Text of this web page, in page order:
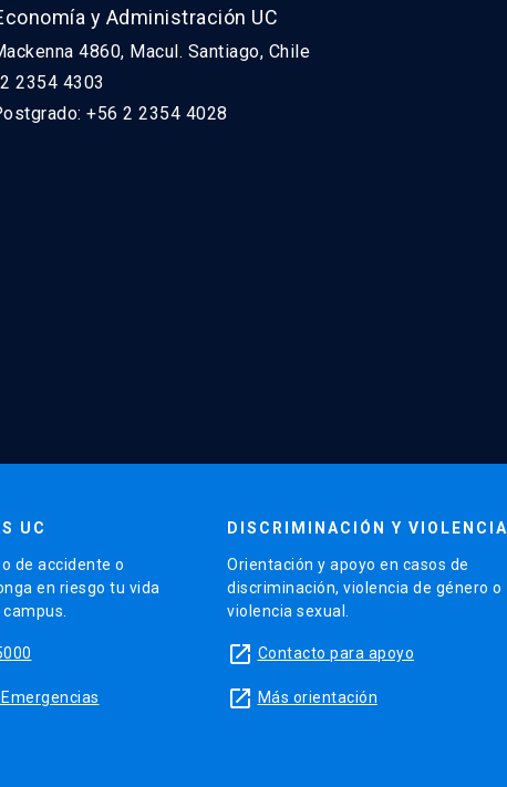
y Administración UC
4860, Macul. Santiago, Chile
2354 4303
+56 2 2354 4028
UC
de accidente o
en riesgo tu vida
DISCRIMINACIÓN Y VIOLENCIA
Orientación y apoyo en casos de
discriminación, violencia de género o
violencia sexual.
launch Contacto para apoyo
launch Más orientación